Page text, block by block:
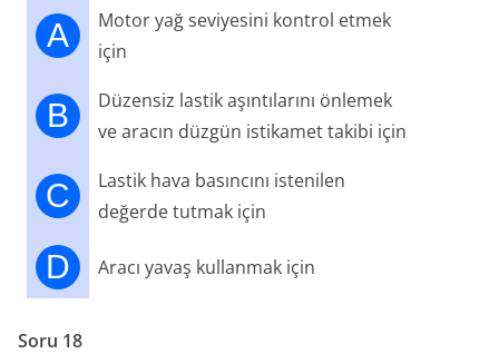
A
Motor yağ seviyesini kontrol etmek
için
B
Düzensiz lastik aşıntılarını önlemek
ve aracın düzgün istikamet takibi için
C
Lastik hava basıncını istenilen
değerde tutmak için
D Aracı yavaş kullanmak için
Soru 18